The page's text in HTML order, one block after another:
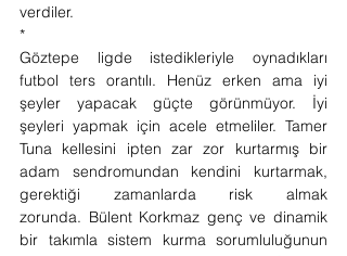
verdiler.
*
Göztepe ligde istedikleriyle oynadıkları
futbol ters orantılı. Henüz erken ama iyi
şeyler yapacak güçte görünmüyor. İyi
şeyleri yapmak için acele etmeliler. Tamer
Tuna kellesini ipten zar zor kurtarmış bir
adam sendromundan kendini kurtarmak,
gerektiği zamanlarda risk almak
zorunda. Bülent Korkmaz genç ve dinamik
bir takımla sistem kurma sorumluluğunun